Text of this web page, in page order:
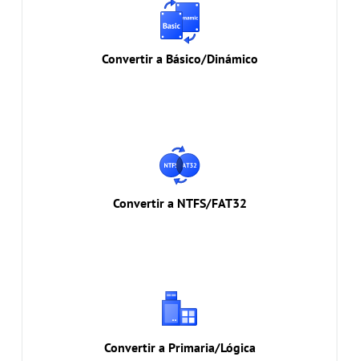
Convertir a Básico/Dinámico
Convertir el tipo de disco de dinámico a básico o de
básico a dinámico sin pérdida de datos.
Convertir a NTFS/FAT32
Conversión total del sistema de archivos
NTFS/FAT32 para proteger tus datos.
Convertir a Primaria/Lógica
Convertir partición primaria a lógica o lógica a
primaria sin perder datos.